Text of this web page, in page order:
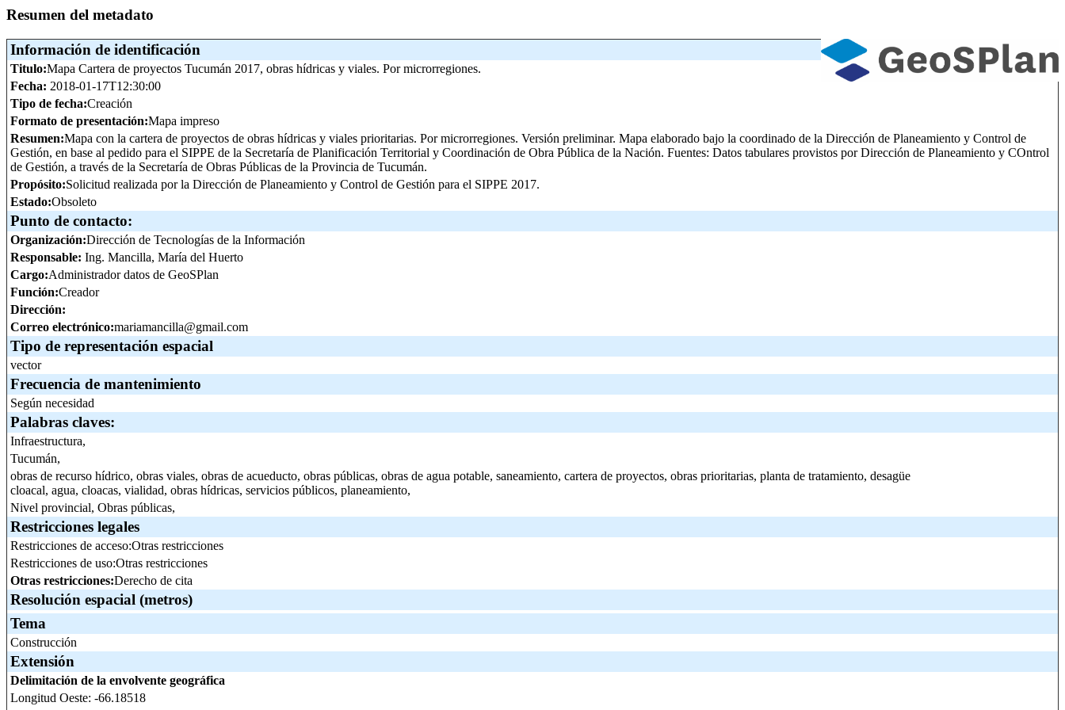
Resumen del metadato
Información de identificación
Titulo:Mapa Cartera de proyectos Tucumán 2017, obras hídricas y viales. Por microrregiones.
Fecha: 2018-01-17T12:30:00
Tipo de fecha:Creación
Formato de presentación:Mapa impreso
Resumen:Mapa con la cartera de proyectos de obras hídricas y viales prioritarias. Por microrregiones. Versión preliminar. Mapa elaborado bajo la coordinado de la Dirección de Planeamiento y Control de
Gestión, en base al pedido para el SIPPE de la Secretaría de Planificación Territorial y Coordinación de Obra Pública de la Nación. Fuentes: Datos tabulares provistos por Dirección de Planeamiento y COntrol
de Gestión, a través de la Secretaría de Obras Públicas de la Provincia de Tucumán.
Propósito:Solicitud realizada por la Dirección de Planeamiento y Control de Gestión para el SIPPE 2017.
Estado:Obsoleto
Punto de contacto:
Organización:Dirección de Tecnologías de la Información
Responsable: Ing. Mancilla, María del Huerto
Cargo:Administrador datos de GeoSPlan
Función:Creador
Dirección:
Correo electrónico:mariamancilla@gmail.com
Tipo de representación espacial
vector
Frecuencia de mantenimiento
Según necesidad
Palabras claves:
Infraestructura,
Tucumán,
obras de recurso hídrico, obras viales, obras de acueducto, obras públicas, obras de agua potable, saneamiento, cartera de proyectos, obras prioritarias, planta de tratamiento, desagüe
cloacal, agua, cloacas, vialidad, obras hídricas, servicios públicos, planeamiento,
Nivel provincial, Obras públicas,
Restricciones legales
Restricciones de acceso:Otras restricciones
Restricciones de uso:Otras restricciones
Otras restricciones:Derecho de cita
Resolución espacial (metros)
Tema
Construcción
Extensión
Delimitación de la envolvente geográfica
Longitud Oeste: -66.18518